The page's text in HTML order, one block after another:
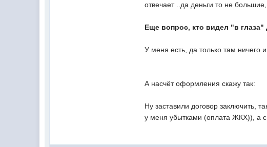
отвечает ..да деньги то не
Еще вопрос, кто видел "в
У меня есть, да только там ничего
А насчёт оформления скажу так:
Ну заставили договор заключить,
у меня убытками (оплата ЖКХ)), а